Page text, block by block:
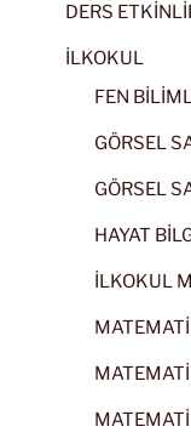
DERS
İLKOKUL
FEN
GÖRSEL
GÖRSEL
HAYAT
İLKOKUL